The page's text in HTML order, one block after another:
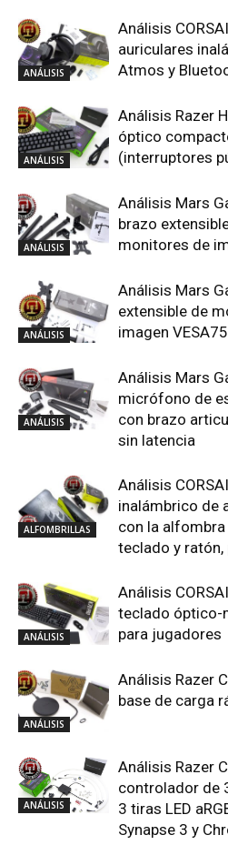
ANÁLISIS
Análisis
auriculares
Atmos y
ANÁLISIS
Análisis Razer
óptico
(interruptores
ANÁLISIS
Análisis Mars
brazo
monitores de
ANÁLISIS
Análisis Mars
extensible de
imagen
ANÁLISIS
Análisis Mars
micrófono de
con brazo
sin latencia
ALFOMBRILLAS
Análisis
inalámbrico de
con la alfombra
teclado y
ANÁLISIS
Análisis
teclado óptico-
para jugadores
ANÁLISIS
Análisis Razer
base de carga
ANÁLISIS
Análisis Razer
controlador de
3 tiras LED
Synapse 3 y